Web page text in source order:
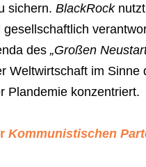
sichern. BlackRock
des „Großen
Weltwirtschaft im Sinne
Plandemie konzentriert.
Kommunistischen